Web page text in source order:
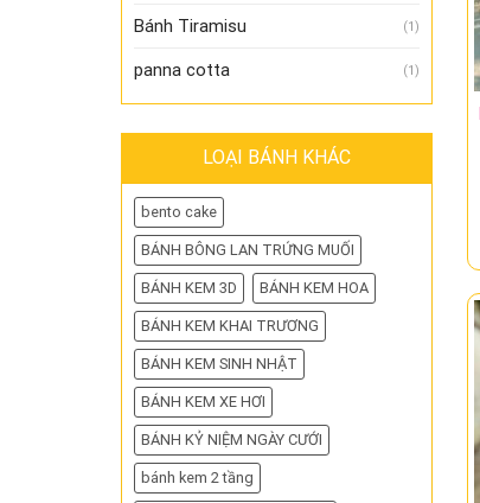
Bánh Tiramisu (1)
panna cotta (1)
LOẠI BÁNH KHÁC
bento cake
BÁNH BÔNG LAN TRỨNG MUỐI
BÁNH KEM 3D BÁNH KEM HOA
BÁNH KEM KHAI TRƯƠNG
BÁNH KEM SINH NHẬT
BÁNH KEM XE HƠI
BÁNH KỶ NIỆM NGÀY CƯỚI
bánh kem 2 tầng